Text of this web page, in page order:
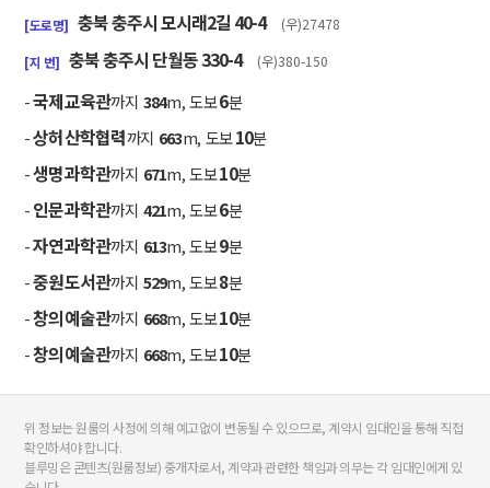
[도로명] 충북 충주시 모시래2길 40-4 (우)27478
[지 번] 충북 충주시 단월동 330-4 (우)380-150
-국제교육관까지 384m, 도보6분
-상허산학협력까지 663m, 도보10분
-생명과학관까지 671m, 도보10분
-인문과학관까지 421m, 도보6분
-자연과학관까지 613m, 도보9분
-중원도서관까지 529m, 도보8분
-창의예술관까지 668m, 도보10분
-창의예술관까지 668m, 도보10분
위 정보는 원룸의 사정에 의해 예고없이 변동될 수 있으므로, 계약시 임대인을 통해 직접
확인하셔야 합니다.
블루밍은 콘텐츠(원룸정보) 중개자로서, 계약과 관련한 책임과 의무는 각 임대인에게 있